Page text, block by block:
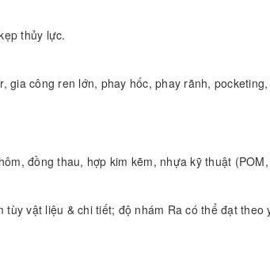
thủy lực.
công ren lớn, phay hốc, phay rãnh,
đồng thau, hợp kim kẽm, nhựa kỹ thuật
vật liệu & chi tiết; độ nhám Ra có thể đạt theo